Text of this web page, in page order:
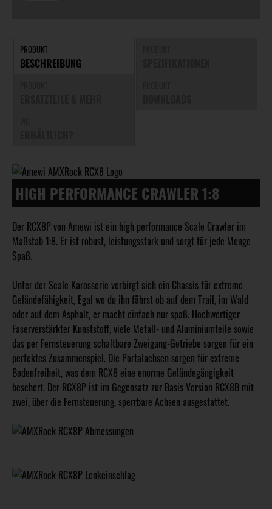
PRODUKT
BESCHREIBUNG
HIGH PERFORMANCE CRAWLER 1:8
Der RCX8P von Amewi ist ein high performance Scale Crawler im
Maßstab 1:8. Er ist robust, leistungsstark und sorgt für jede Menge
Spaß.
Unter der Scale Karosserie verbirgt sich ein Chassis für extreme
Geländefähigkeit, Egal wo du ihn fährst ob auf dem Trail, im Wald
oder auf dem Asphalt, er macht einfach nur spaß. Hochwertiger
Faserverstärkter Kunststoff, viele Metall- und Aluminiumteile sowie
das per Fernsteuerung schaltbare Zweigang-Getriebe sorgen für ein
perfektes Zusammenspiel. Die Portalachsen sorgen für extreme
Bodenfreiheit, was dem RCX8 eine enorme Geländegängigkeit
beschert. Der RCX8P ist im Gegensatz zur Basis Version RCX8B mit
zwei, über die Fernsteuerung, sperrbare Achsen ausgestattet.